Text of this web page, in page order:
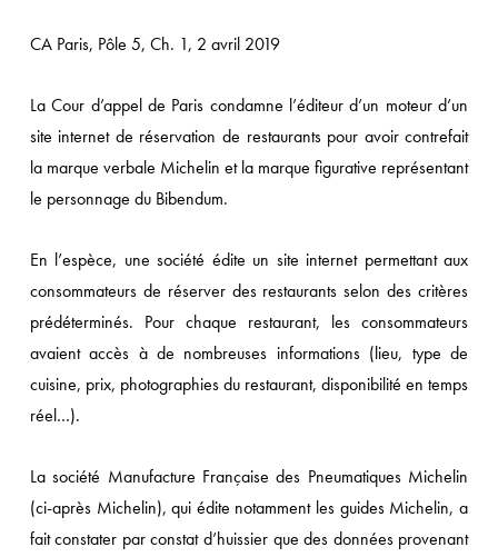
CA Paris, Pôle 5, Ch. 1, 2 avril 2019
La Cour d’appel de Paris condamne l’éditeur d’un moteur d’un
site internet de réservation de restaurants pour avoir contrefait
la marque verbale Michelin et la marque figurative représentant
le personnage du Bibendum.
En l’espèce, une société édite un site internet permettant aux
consommateurs de réserver des restaurants selon des critères
prédéterminés. Pour chaque restaurant, les consommateurs
avaient accès à de nombreuses informations (lieu, type de
cuisine, prix, photographies du restaurant, disponibilité en temps
réel…).
La société Manufacture Française des Pneumatiques Michelin
(ci-après Michelin), qui édite notamment les guides Michelin, a
fait constater par constat d’huissier que des données provenant